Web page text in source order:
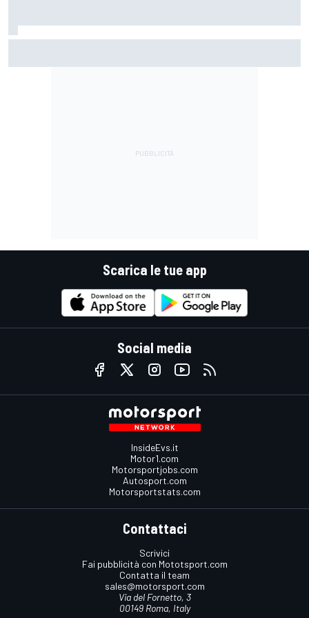
Scarica le tue app
Social media
InsideEvs.it
Motor1.com
Motorsportjobs.com
Autosport.com
Motorsportstats.com
Contattaci
Scrivici
Fai pubblicità con Mototsport.com
Contatta il team
sales@motorsport.com
Via del Fornetto, 3
00149 Roma, Italy